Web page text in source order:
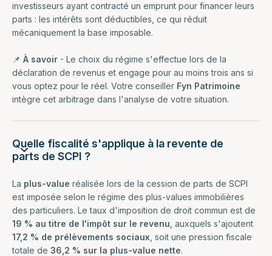
investisseurs ayant contracté un emprunt pour financer leurs
parts : les intérêts sont déductibles, ce qui réduit
mécaniquement la base imposable.
📌 À savoir - Le choix du régime s'effectue lors de la
déclaration de revenus et engage pour au moins trois ans si
vous optez pour le réel. Votre conseiller Fyn Patrimoine
intègre cet arbitrage dans l'analyse de votre situation.
Quelle fiscalité s'applique à la revente de
parts de SCPI ?
La plus-value réalisée lors de la cession de parts de SCPI
est imposée selon le régime des plus-values immobilières
des particuliers. Le taux d'imposition de droit commun est de
19 % au titre de l'impôt sur le revenu , auxquels s'ajoutent
17,2 % de prélèvements sociaux , soit une pression fiscale
totale de 36,2 % sur la plus-value nette.